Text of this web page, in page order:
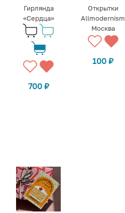
Гирлянда
«Сердца»
700 ₽
Открытки
Allmodernism
Москва
100₽